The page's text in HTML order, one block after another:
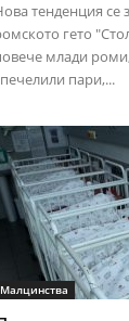
тенденция се
гето
млади
пари,...
Малцинства